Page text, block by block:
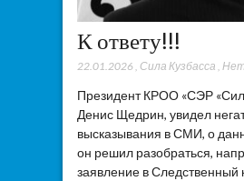
К ответу!!!
22.01.2026 Сила Кузбасса
Президент КРОО «СЭР
Денис Щедрин, увидел
высказывания в СМИ, о
он решил разобраться,
заявление в Следственный